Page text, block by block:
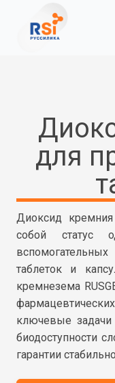
для
Диоксид
собой статус
таблеток и
кремнезема
ключевые задачи
биодоступности
гарантии